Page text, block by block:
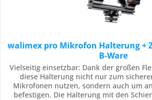
walimex pro Mikrofon Halterung +
B-Ware
Vielseitig einsetzbar: Dank der großen
diese Halterung nicht nur zum
Mikrofonen nutzen, sondern auch um
befestigen. Die Halterung mit den